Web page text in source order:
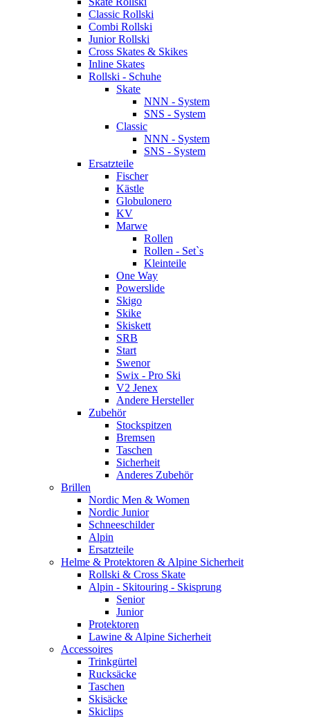
Classic Rollski
Combi Rollski
Junior Rollski
Cross Skates & Skikes
Inline Skates
Rollski - Schuhe
Skate
NNN - System
SNS - System
Classic
NNN - System
SNS - System
Ersatzteile
Fischer
Kästle
Globulonero
KV
Marwe
Rollen
Rollen - Set`s
Kleinteile
One Way
Powerslide
Skigo
Skike
Skiskett
SRB
Start
Swenor
Swix - Pro Ski
V2 Jenex
Andere Hersteller
Zubehör
Stockspitzen
Bremsen
Taschen
Sicherheit
Anderes Zubehör
Brillen
Nordic Men & Women
Nordic Junior
Schneeschilder
Alpin
Ersatzteile
Helme & Protektoren & Alpine Sicherheit
Rollski & Cross Skate
Alpin - Skitouring - Skisprung
Senior
Junior
Protektoren
Lawine & Alpine Sicherheit
Accessoires
Trinkgürtel
Rucksäcke
Taschen
Skisäcke
Skiclips